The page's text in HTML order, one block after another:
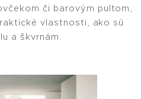
či barovým pultom,
vlastnosti, ako sú
a škvrnám.